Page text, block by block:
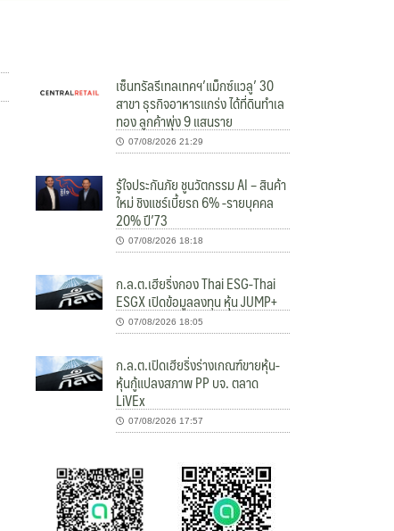
เซ็นทรัลรีเทลเทคฯ’แม็กซ์แวลู’ 30
สาขา ธุรกิจอาหารแกร่ง ได้ที่ดินทำเล
ทอง ลูกค้าพุ่ง 9 แสนราย
07/08/2026 21:29
รู้ใจประกันภัย ชูนวัตกรรม AI – สินค้า
ใหม่ ชิงแชร์เบี้ยรถ 6% -รายบุคคล
20% ปี’73
07/08/2026 18:18
ก.ล.ต.เฮียริ่งกอง Thai ESG-Thai
ESGX เปิดข้อมูลลงทุน หุ้น JUMP+
07/08/2026 18:05
ก.ล.ต.เปิดเฮียริ่งร่างเกณฑ์ขายหุ้น-
หุ้นกู้แปลงสภาพ PP บจ. ตลาด
LiVEx
07/08/2026 17:57